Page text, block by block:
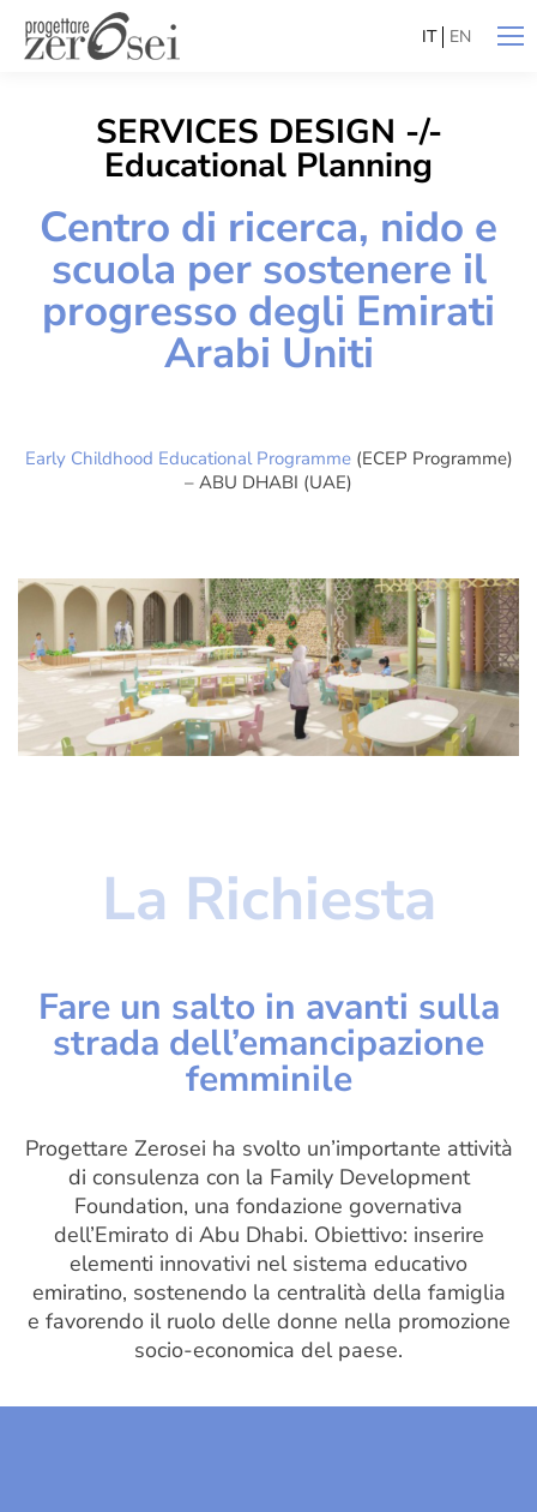
IT EN
SERVICES DESIGN -/-
Educational Planning
Centro di ricerca, nido e
scuola per sostenere il
progresso degli Emirati
Arabi Uniti
Early Childhood Educational Programme(ECEP Programme)
– ABU DHABI (UAE)
La Richiesta
Fare un salto in avanti sulla
strada dell’emancipazione
femminile
Progettare Zerosei ha svolto un’importante attività
di consulenza con la Family Development
Foundation, una fondazione governativa
dell’Emirato di Abu Dhabi. Obiettivo: inserire
elementi innovativi nel sistema educativo
emiratino, sostenendo la centralità della famiglia
e favorendo il ruolo delle donne nella promozione
socio-economica del paese.